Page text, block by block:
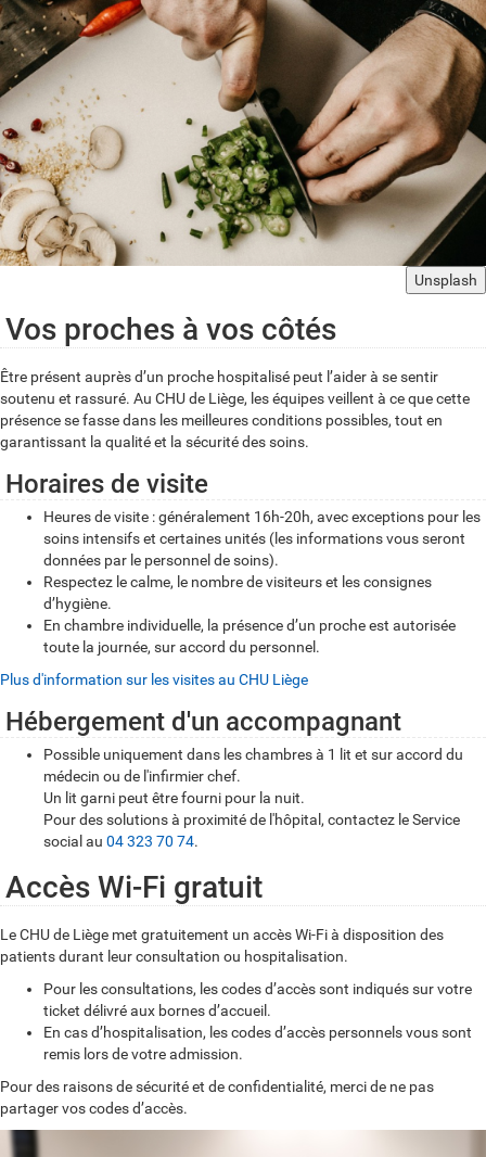
Unsplash
Vos proches à vos côtés
Être présent auprès d’un proche hospitalisé peut l’aider à se sentir
soutenu et rassuré. Au CHU de Liège, les équipes veillent à ce que cette
présence se fasse dans les meilleures conditions possibles, tout en
garantissant la qualité et la sécurité des soins.
Horaires de visite
Heures de visite : généralement 16h-20h, avec exceptions pour les
soins intensifs et certaines unités (les informations vous seront
données par le personnel de soins).
Respectez le calme, le nombre de visiteurs et les consignes
d’hygiène.
En chambre individuelle, la présence d’un proche est autorisée
toute la journée, sur accord du personnel.
Plus d'information sur les visites au CHU Liège
Hébergement d'un accompagnant
Possible uniquement dans les chambres à 1 lit et sur accord du
médecin ou de l'infirmier chef.
Un lit garni peut être fourni pour la nuit.
Pour des solutions à proximité de l'hôpital, contactez le Service
social au 04 323 70 74.
Accès Wi-Fi gratuit
Le CHU de Liège met gratuitement un accès Wi-Fi à disposition des
patients durant leur consultation ou hospitalisation.
Pour les consultations, les codes d’accès sont indiqués sur votre
ticket délivré aux bornes d’accueil.
En cas d’hospitalisation, les codes d’accès personnels vous sont
remis lors de votre admission.
Pour des raisons de sécurité et de confidentialité, merci de ne pas
partager vos codes d’accès.